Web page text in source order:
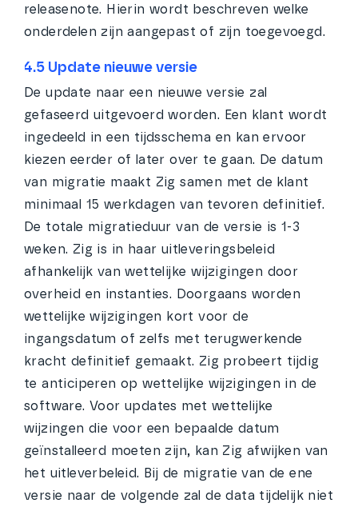
releasenote. Hierin wordt beschreven welke
onderdelen zijn aangepast of zijn toegevoegd.
4.5 Update nieuwe versie
De update naar een nieuwe versie zal
gefaseerd uitgevoerd worden. Een klant wordt
ingedeeld in een tijdsschema en kan ervoor
kiezen eerder of later over te gaan. De datum
van migratie maakt Zig samen met de klant
minimaal 15 werkdagen van tevoren definitief.
De totale migratieduur van de versie is 1-3
weken. Zig is in haar uitleveringsbeleid
afhankelijk van wettelijke wijzigingen door
overheid en instanties. Doorgaans worden
wettelijke wijzigingen kort voor de
ingangsdatum of zelfs met terugwerkende
kracht definitief gemaakt. Zig probeert tijdig
te anticiperen op wettelijke wijzigingen in de
software. Voor updates met wettelijke
wijzingen die voor een bepaalde datum
geïnstalleerd moeten zijn, kan Zig afwijken van
het uitleverbeleid. Bij de migratie van de ene
versie naar de volgende zal de data tijdelijk niet